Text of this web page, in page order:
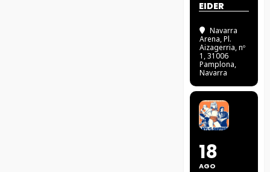
EIDER
Navarra
Arena, Pl.
Aizagerria, nº
1, 31006
Pamplona,
Navarra
18
AGO